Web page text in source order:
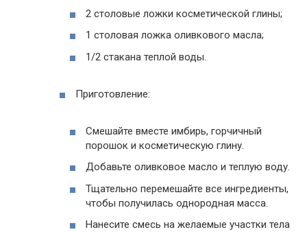
2 столовые ложки косметической глины;
1 столовая ложка оливкового масла;
1/2 стакана теплой воды.
Приготовление:
Смешайте вместе имбирь, горчичный
порошок и косметическую глину.
Добавьте оливковое масло и теплую воду.
Тщательно перемешайте все ингредиенты,
чтобы получилась однородная масса.
Нанесите смесь на желаемые участки тела